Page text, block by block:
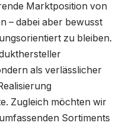
Marktposition von
– dabei aber bewusst
zu bleiben.
als verlässlicher
Zugleich möchten wir
Sortiments